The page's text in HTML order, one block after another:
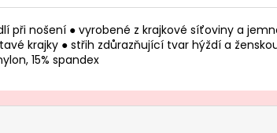
při nošení ● vyrobené z krajkové síťoviny a
krajky ● střih zdůrazňující tvar hýždí a
15% spandex